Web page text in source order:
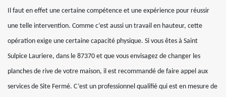
Il faut en effet une certaine compétence et une expérience pour réussir
une telle intervention. Comme c’est aussi un travail en hauteur, cette
opération exige une certaine capacité physique. Si vous êtes à Saint
Sulpice Lauriere, dans le 87370 et que vous envisagez de changer les
planches de rive de votre maison, il est recommandé de faire appel aux
services de Site Fermé. C’est un professionnel qualifié qui est en mesure de